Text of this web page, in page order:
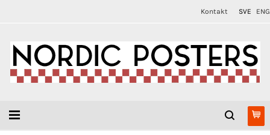
Kontakt SVE ENG